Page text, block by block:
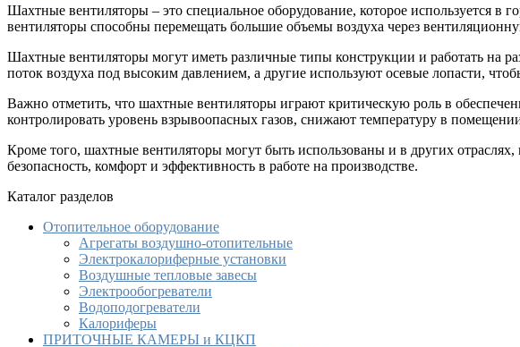
Шахтные вентиляторы – это специальное оборудование, которое используется
вентиляторы способны перемещать большие объемы воздуха через
Шахтные вентиляторы могут иметь различные типы конструкции и работать на
поток воздуха под высоким давлением, а другие используют осевые лопасти,
Важно отметить, что шахтные вентиляторы играют критическую роль в
контролировать уровень взрывоопасных газов, снижают температуру в
Кроме того, шахтные вентиляторы могут быть использованы и в других
безопасность, комфорт и эффективность в работе на производстве.
Каталог разделов
Отопительное оборудование
Агрегаты воздушно-отопительные
Электрокалориферные установки
Воздушные тепловые завесы
Электрообогреватели
Водоподогреватели
Калориферы
ПРИТОЧНЫЕ КАМЕРЫ и КЦКП